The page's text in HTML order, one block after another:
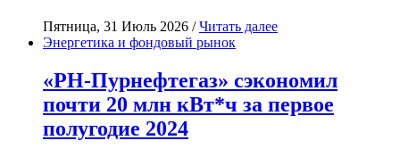
Пятница, 31 Июль 2026 /Читать далее
Энергетика и фондовый рынок
«РН-Пурнефтегаз» сэкономил
почти 20 млн кВт*ч за первое
полугодие 2024